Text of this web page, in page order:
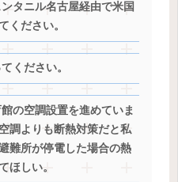
タニル名古屋経由で米国
ください。
ください。
の空調設置を進めていま
調よりも断熱対策だと私
難所が停電した場合の熱
ほしい。